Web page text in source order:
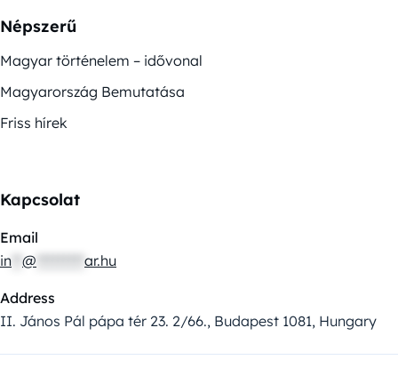
Népszerű
Magyar történelem – idővonal
Magyarország Bemutatása
Friss hírek
Kapcsolat
Email
in @ ar.hu
Address
II. János Pál pápa tér 23. 2/66., Budapest 1081, Hungary